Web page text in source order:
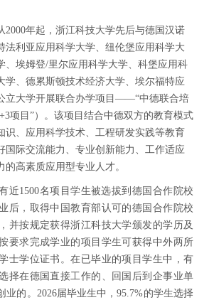
2000年起，浙江科技大学先后与德国汉诺
法利亚应用科学大学、纽伦堡应用科学大
、埃姆登/里尔应用科学大学、科堡应用科
学、德累斯顿技术经济大学、埃尔福特应
立大学开展联合办学项目——“中德联合培
项目”）。该项目结合中德双方的教育模式
识、应用科学技术、工程研发实践等教育
国际交流能力、专业创新能力、工作适应
高素质应用型专业人才。
近1500名项目学生被选拔到德国合作院校
后，取得中国教育部认可的德国合作院校
并按规定获得浙江科技大学颁发的学历及
要求完成学业的项目学生可获得中外两所
士学位证书。在已毕业的项目学生中，有
择在德国直接工作的、回国后到企事业单
业的。2026届毕业生中，95.7%的学生选择